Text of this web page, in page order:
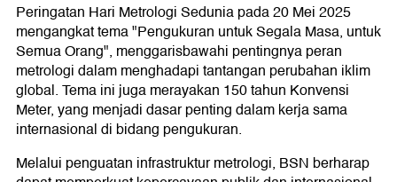
Peringatan Hari Metrologi Sedunia pada 20 Mei 2025
mengangkat tema "Pengukuran untuk Segala Masa, untuk
Semua Orang", menggarisbawahi pentingnya peran
metrologi dalam menghadapi tantangan perubahan iklim
global. Tema ini juga merayakan 150 tahun Konvensi
Meter, yang menjadi dasar penting dalam kerja sama
internasional di bidang pengukuran.
Melalui penguatan infrastruktur metrologi, BSN berharap